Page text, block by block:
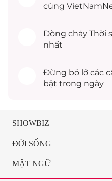
cùng
Dòng chảy Thời
nhất
Đừng bỏ lỡ các
bật trong ngày
SHOWBIZ
ĐỜI SỐNG
MẬT NGỮ